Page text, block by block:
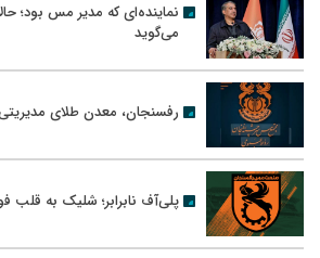
نماینده‌ای که مدیر مس بود؛
می‌گوید
رفسنجان، معدن طلای
پلی‌آف نابرابر؛ شلیک به قلب